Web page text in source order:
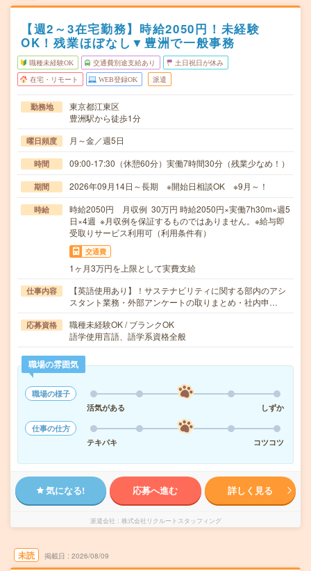
【週2～3在宅勤務】時給2050円！未経験
OK！残業ほぼなし▼豊洲で一般事務
職種未経験OK 交通費別途支給あり 土日祝日が休み
在宅・リモート WEB登録OK 派遣
勤務地
東京都江東区
豊洲駅から徒歩1分
曜日頻度 月～金／週5日
時間 09:00-17:30（休憩60分）実働7時間30分（残業少なめ！）
期間 2026年09月14日～長期 ※開始日相談OK ※9月～！
時給
時給2050円 月収例 30万円 時給2050円×実働7h30m×週5
日×4週 ※月収例を保証するものではありません。※給与即
受取りサービス利用可（利用条件有）
交通費
1ヶ月3万円を上限として実費支給
仕事内容
【英語使用あり】！サステナビリティに関する部内のアシ
スタント業務・外部アンケートの取りまとめ・社内申…
応募資格
職種未経験OK / ブランクOK
語学使用言語、語学系資格全般
職場の雰囲気
職場の様子
活気がある
しずか
仕事の仕方
テキパキ
コツコツ
気になる! 応募へ進む 詳しく見る
派遣会社 株式会社リクルートスタッフィング
未読 掲載日 2026/08/09